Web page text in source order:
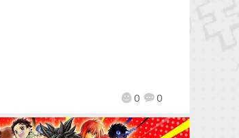
0 0